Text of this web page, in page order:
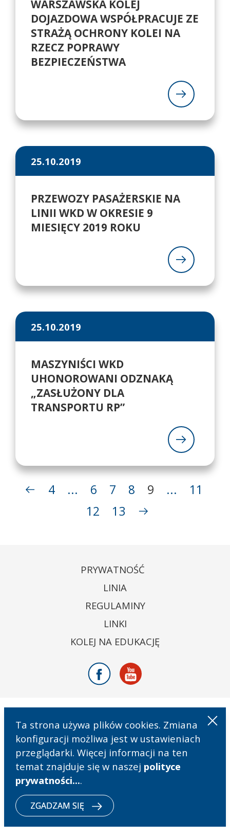
WARSZAWSKA KOLEJ
DOJAZDOWA WSPÓŁPRACUJE ZE
STRAŻĄ OCHRONY KOLEI NA
RZECZ POPRAWY
BEZPIECZEŃSTWA
25.10.2019
PRZEWOZY PASAŻERSKIE NA
LINII WKD W OKRESIE 9
MIESIĘCY 2019 ROKU
25.10.2019
MASZYNIŚCI WKD
UHONOROWANI ODZNAKĄ
„ZASŁUŻONY DLA
TRANSPORTU RP”
4 ... 6 7 8 9 ...
11
12
13
PRYWATNOŚĆ
LINIA
REGULAMINY
LINKI
KOLEJ NA EDUKACJĘ
Facebook
Youtube
Ta strona używa plików cookies. Zmiana
konfiguracji możliwa jest w ustawieniach
przeglądarki. Więcej informacji na ten
temat znajduje się w naszej polityce
prywatności....
ZGADZAM SIĘ